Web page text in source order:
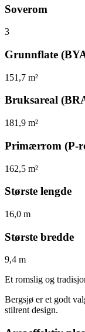
Soverom
3
Grunnflate
151,7 m²
Bruksareal
181,9 m²
Primærrom (P-
162,5 m²
Største lengde
16,0 m
Største bredde
9,4 m
Et romslig og
Bergsjø er et godt
stilrent design.